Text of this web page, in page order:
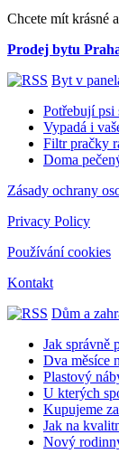
Chcete mít krásné
Prodej bytu
Byt v
Potřebují psi
Vypadá i
Filtr pračky
Doma
Zásady ochrany
Privacy Policy
Používání cookies
Kontakt
Dům a
Jak správně
Dva měsíce
Plastový
U kterých
Kupujeme
Jak na
Nový